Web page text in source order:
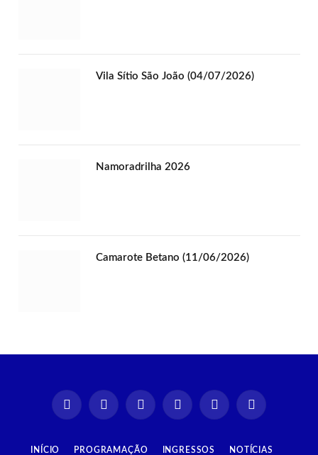
Vila Sítio São João (04/07/2026)
Namoradrilha 2026
Camarote Betano (11/06/2026)
InstagramFacebookTikTok
X
YouTube Spotify
INÍCIO PROGRAMAÇÃO INGRESSOS NOTÍCIAS